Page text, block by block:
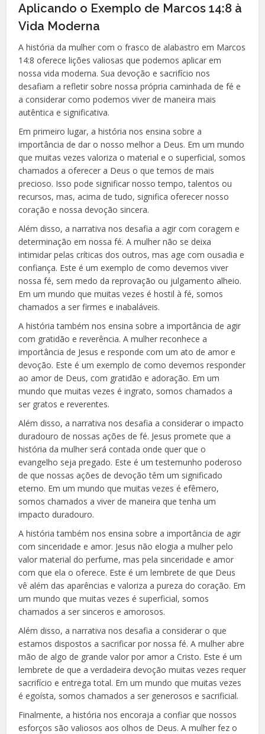
Aplicando o Exemplo de Marcos 14:8 à
Vida Moderna
A história da mulher com o frasco de alabastro em Marcos
14:8 oferece lições valiosas que podemos aplicar em
nossa vida moderna. Sua devoção e sacrifício nos
desafiam a refletir sobre nossa própria caminhada de fé e
a considerar como podemos viver de maneira mais
autêntica e significativa.
Em primeiro lugar, a história nos ensina sobre a
importância de dar o nosso melhor a Deus. Em um mundo
que muitas vezes valoriza o material e o superficial, somos
chamados a oferecer a Deus o que temos de mais
precioso. Isso pode significar nosso tempo, talentos ou
recursos, mas, acima de tudo, significa oferecer nosso
coração e nossa devoção sincera.
Além disso, a narrativa nos desafia a agir com coragem e
determinação em nossa fé. A mulher não se deixa
intimidar pelas críticas dos outros, mas age com ousadia e
confiança. Este é um exemplo de como devemos viver
nossa fé, sem medo da reprovação ou julgamento alheio.
Em um mundo que muitas vezes é hostil à fé, somos
chamados a ser firmes e inabaláveis.
A história também nos ensina sobre a importância de agir
com gratidão e reverência. A mulher reconhece a
importância de Jesus e responde com um ato de amor e
devoção. Este é um exemplo de como devemos responder
ao amor de Deus, com gratidão e adoração. Em um
mundo que muitas vezes é ingrato, somos chamados a
ser gratos e reverentes.
Além disso, a narrativa nos desafia a considerar o impacto
duradouro de nossas ações de fé. Jesus promete que a
história da mulher será contada onde quer que o
evangelho seja pregado. Este é um testemunho poderoso
de que nossas ações de devoção têm um significado
eterno. Em um mundo que muitas vezes é efêmero,
somos chamados a viver de maneira que tenha um
impacto duradouro.
A história também nos ensina sobre a importância de agir
com sinceridade e amor. Jesus não elogia a mulher pelo
valor material do perfume, mas pela sinceridade e amor
com que ela o oferece. Este é um lembrete de que Deus
vê além das aparências e valoriza a pureza do coração. Em
um mundo que muitas vezes é superficial, somos
chamados a ser sinceros e amorosos.
Além disso, a narrativa nos desafia a considerar o que
estamos dispostos a sacrificar por nossa fé. A mulher abre
mão de algo de grande valor por amor a Cristo. Este é um
lembrete de que a verdadeira devoção muitas vezes requer
sacrifício e entrega total. Em um mundo que muitas vezes
é egoísta, somos chamados a ser generosos e sacrificial.
Finalmente, a história nos encoraja a confiar que nossos
esforços são valiosos aos olhos de Deus. A mulher fez o